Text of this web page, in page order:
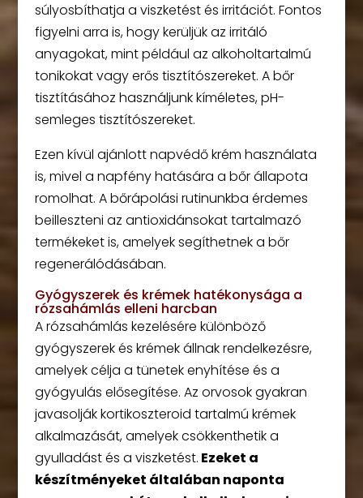
súlyosbíthatja a viszketést és irritációt. Fontos
figyelni arra is, hogy kerüljük az irritáló
anyagokat, mint például az alkoholtartalmú
tonikokat vagy erős tisztítószereket. A bőr
tisztításához használjunk kíméletes, pH-
semleges tisztítószereket.
Ezen kívül ajánlott napvédő krém használata
is, mivel a napfény hatására a bőr állapota
romolhat. A bőrápolási rutinunkba érdemes
beilleszteni az antioxidánsokat tartalmazó
termékeket is, amelyek segíthetnek a bőr
regenerálódásában.
Gyógyszerek és krémek hatékonysága a
rózsahámlás elleni harcban
A rózsahámlás kezelésére különböző
gyógyszerek és krémek állnak rendelkezésre,
amelyek célja a tünetek enyhítése és a
gyógyulás elősegítése. Az orvosok gyakran
javasolják kortikoszteroid tartalmú krémek
alkalmazását, amelyek csökkenthetik a
gyulladást és a viszketést. Ezeket a
készítményeket általában naponta